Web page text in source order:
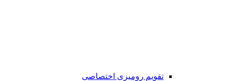
تقویم رومیزی اختصاصی